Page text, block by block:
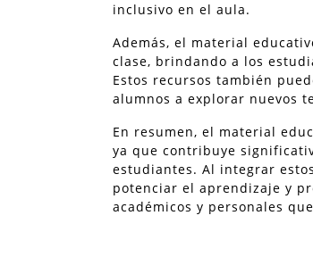
inclusivo en el aula.
Además, el material
clase, brindando a los
Estos recursos también
alumnos a explorar nuevos
En resumen, el material
ya que contribuye
estudiantes. Al integrar
potenciar el aprendizaje y
académicos y personales